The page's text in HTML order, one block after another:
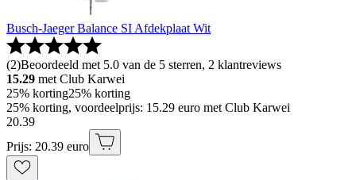
Busch-Jaeger Balance SI Afdekplaat Wit
(2)Beoordeeld met 5.0 van de 5 sterren, 2 klantreviews
15.29 met Club Karwei
25% korting25% korting
25% korting, voordeelprijs: 15.29 euro met Club Karwei
20.39
Prijs: 20.39 euro